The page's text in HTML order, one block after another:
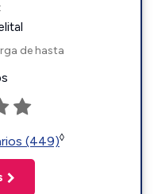
de hasta
(449)◊